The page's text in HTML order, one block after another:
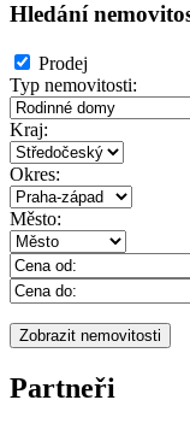
Hledání
Prodej
Typ nemovitosti:
Kraj:
Okres:
Město:
Partneři